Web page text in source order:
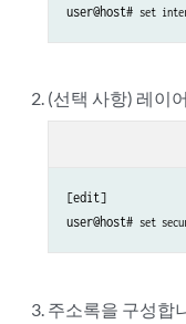
user@host# set
(선택 사항) 레이
[edit]
user@host# set
주소록을 구성합